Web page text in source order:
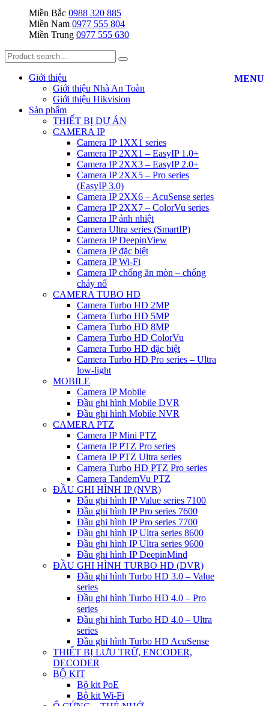
Miền Bắc 0988 320 885
Miền Nam 0977 555 804
Miền Trung 0977 555 630
MENU
Giới thiệu
Giới thiệu Nhà An Toàn
Giới thiệu Hikvision
Sản phẩm
THIẾT BỊ DỰ ÁN
CAMERA IP
Camera IP 1XX1 series
Camera IP 2XX1 – EasyIP 1.0+
Camera IP 2XX3 – EasyIP 2.0+
Camera IP 2XX5 – Pro series
(EasyIP 3.0)
Camera IP 2XX6 – AcuSense series
Camera IP 2XX7 – ColorVu series
Camera IP ảnh nhiệt
Camera Ultra series (SmartIP)
Camera IP DeepinView
Camera IP đặc biệt
Camera IP Wi-Fi
Camera IP chống ăn mòn – chống
cháy nổ
CAMERA TUBO HD
Camera Turbo HD 2MP
Camera Turbo HD 5MP
Camera Turbo HD 8MP
Camera Turbo HD ColorVu
Camera Turbo HD đặc biệt
Camera Turbo HD Pro series – Ultra
low-light
MOBILE
Camera IP Mobile
Đầu ghi hình Mobile DVR
Đầu ghi hình Mobile NVR
CAMERA PTZ
Camera IP Mini PTZ
Camera IP PTZ Pro series
Camera IP PTZ Ultra series
Camera Turbo HD PTZ Pro series
Camera TandemVu PTZ
ĐẦU GHI HÌNH IP (NVR)
Đầu ghi hình IP Value series 7100
Đầu ghi hình IP Pro series 7600
Đầu ghi hình IP Pro series 7700
Đầu ghi hình IP Ultra series 8600
Đầu ghi hình IP Ultra series 9600
Đầu ghi hình IP DeepinMind
ĐẦU GHI HÌNH TURBO HD (DVR)
Đầu ghi hình Turbo HD 3.0 – Value
series
Đầu ghi hình Turbo HD 4.0 – Pro
series
Đầu ghi hình Turbo HD 4.0 – Ultra
series
Đầu ghi hình Turbo HD AcuSense
THIẾT BỊ LƯU TRỮ, ENCODER,
DECODER
BỘ KIT
Bộ kit PoE
Bộ kit Wi-Fi